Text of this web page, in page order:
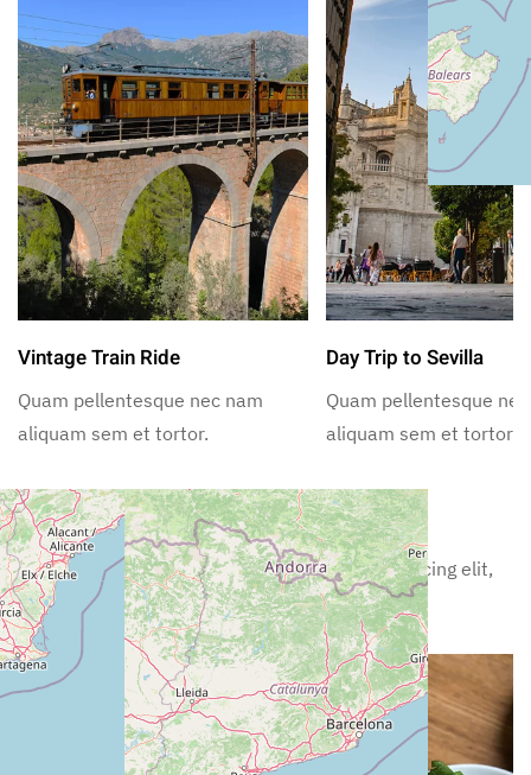
Vintage Train Ride
Quam pellentesque nec nam
aliquam sem et tortor.
Day Trip to Sevilla
Quam pellentesque
aliquam sem et tortor.
Nearby Restaurants
Lorem ipsum dolor sit amet, consectetur adipiscing elit,
sed incididunt ut labore.